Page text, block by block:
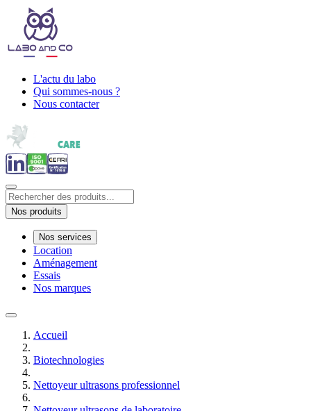
L'actu du labo
Qui sommes-nous ?
Nous contacter
Nos produits
Nos services
Location
Aménagement
Essais
Nos marques
Accueil
Biotechnologies
Nettoyeur ultrasons professionnel